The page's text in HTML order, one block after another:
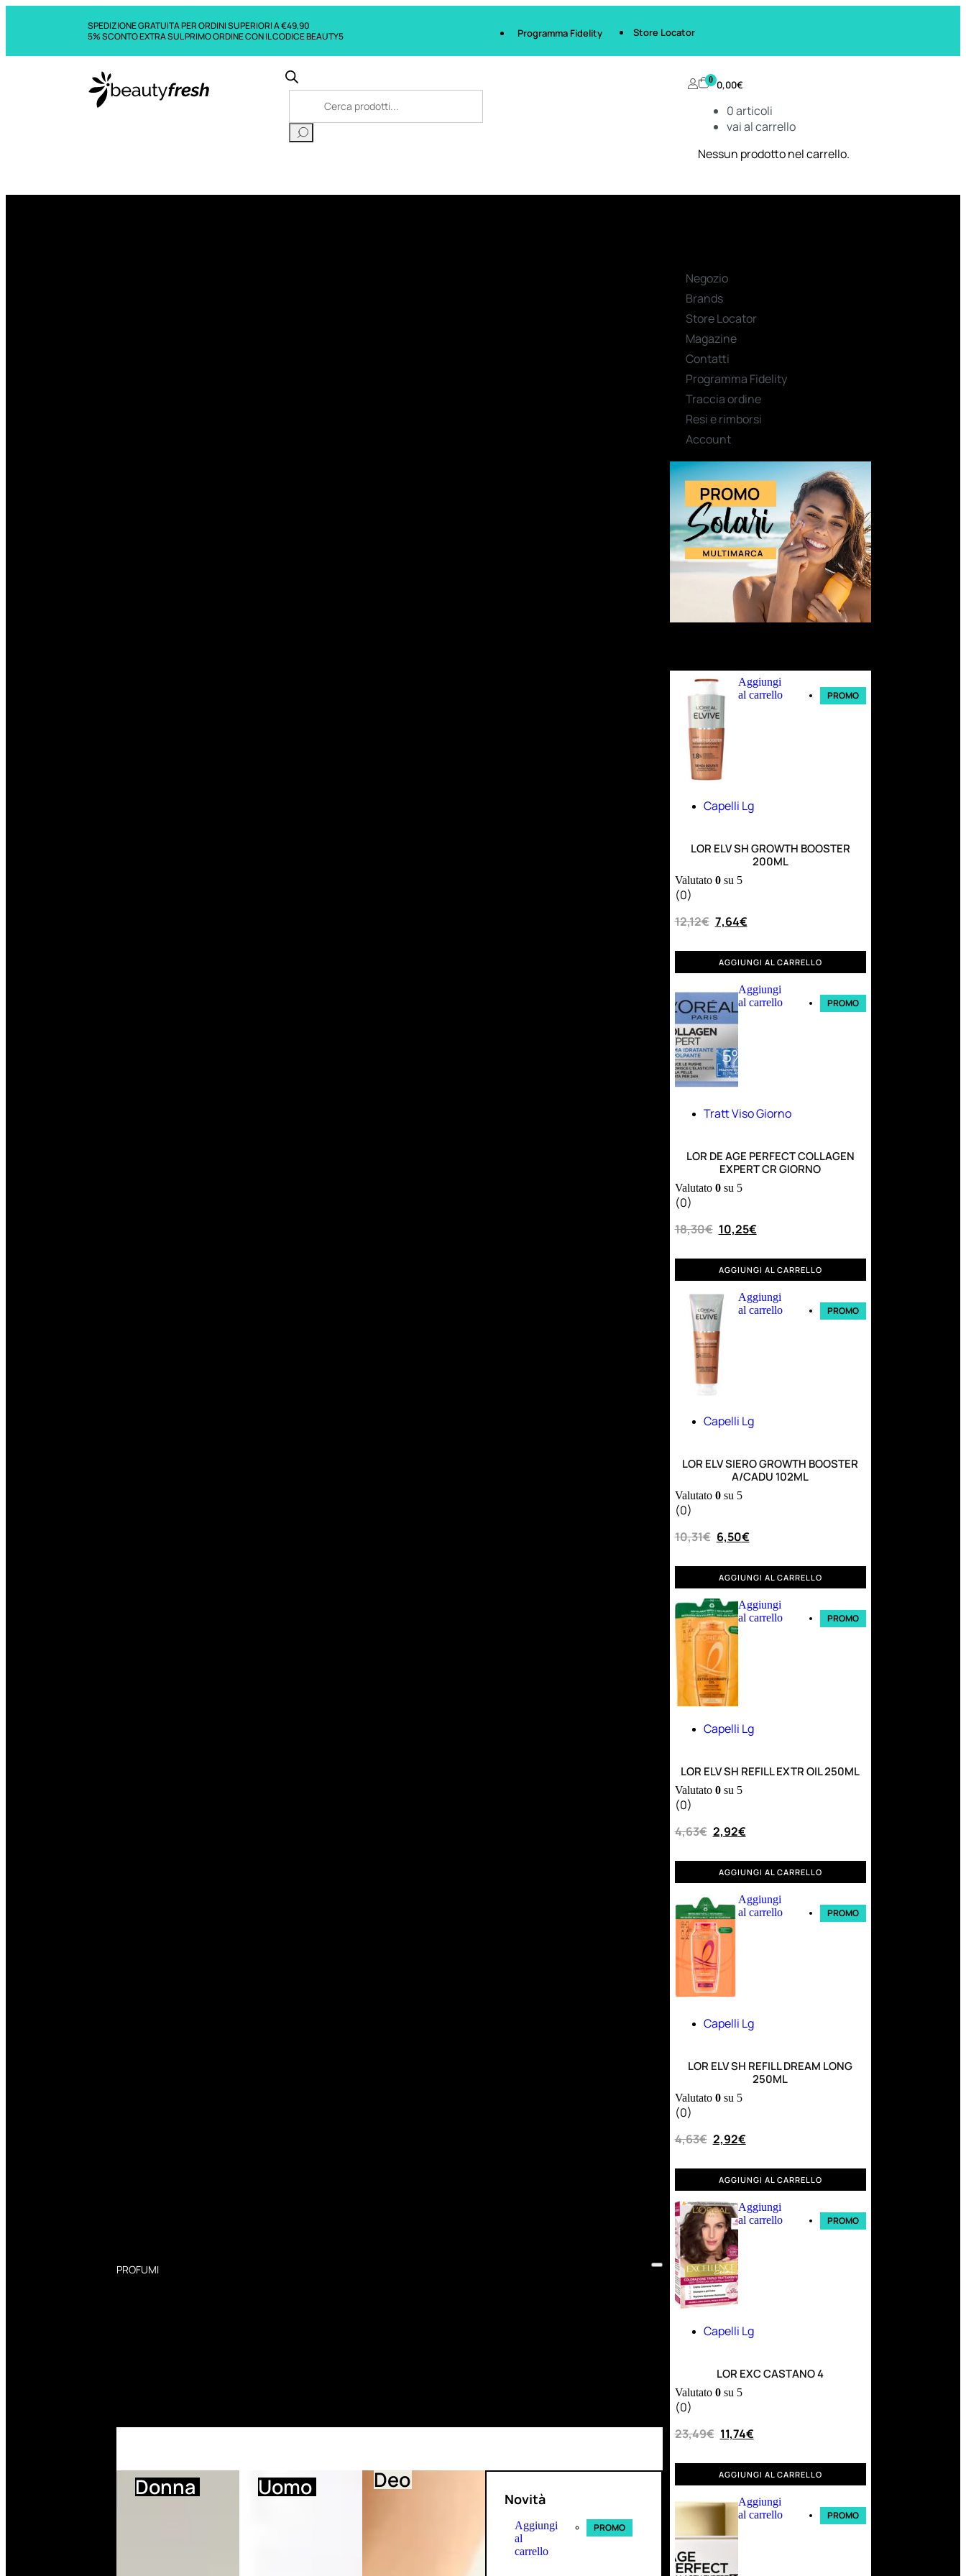
SPEDIZIONE GRATUITA PER ORDINI SUPERIORI A €49,90
5% SCONTO EXTRA SUL PRIMO ORDINE CON IL CODICE BEAUTY5
Programma Fidelity Store Locator
0 0,00€
0articoli
vai al carrello
Nessun prodotto nel carrello.
PROFUMI
Donna Uomo Deo
Novità
Aggiungi
al
carrello
PROMO
Negozio
Brands
Store Locator
Magazine
Contatti
Programma Fidelity
Traccia ordine
Resi e rimborsi
Account
Aggiungi
al carrello
PROMO
Capelli Lg
LOR ELV SH GROWTH BOOSTER
200ML
Valutato 0su 5
(0)
12,12€ 7,64€
AGGIUNGI AL CARRELLO
Aggiungi
al carrello
PROMO
Tratt Viso Giorno
LOR DE AGE PERFECT COLLAGEN
EXPERT CR GIORNO
Valutato 0su 5
(0)
18,30€ 10,25€
AGGIUNGI AL CARRELLO
Aggiungi
al carrello
PROMO
Capelli Lg
LOR ELV SIERO GROWTH BOOSTER
A/CADU 102ML
Valutato 0su 5
(0)
10,31€ 6,50€
AGGIUNGI AL CARRELLO
Aggiungi
al carrello
PROMO
Capelli Lg
LOR ELV SH REFILL EXTR OIL 250ML
Valutato 0su 5
(0)
4,63€ 2,92€
AGGIUNGI AL CARRELLO
Aggiungi
al carrello
PROMO
Capelli Lg
LOR ELV SH REFILL DREAM LONG
250ML
Valutato 0su 5
(0)
4,63€ 2,92€
AGGIUNGI AL CARRELLO
Aggiungi
al carrello
PROMO
Capelli Lg
LOR EXC CASTANO 4
Valutato 0su 5
(0)
23,49€ 11,74€
AGGIUNGI AL CARRELLO
Aggiungi
al carrello
PROMO